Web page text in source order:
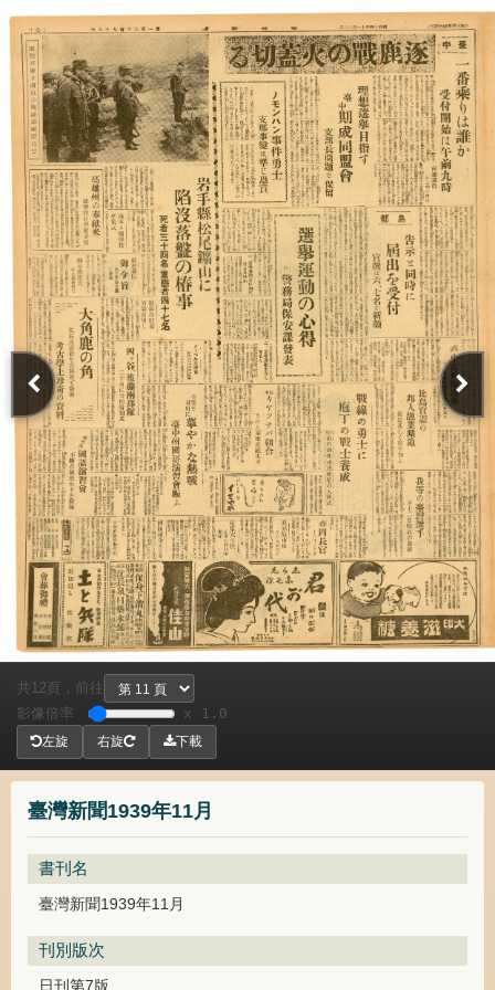
臺灣新聞1939年11月
書刊名
臺灣新聞1939年11月
刊別版次
日刊第7版
共 12頁，
前往
影像倍率
x 1.0
左旋 右旋 下載